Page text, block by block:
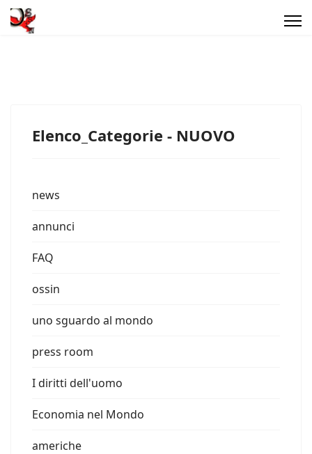
Elenco_Categorie - NUOVO
news
annunci
FAQ
ossin
uno sguardo al mondo
press room
I diritti dell'uomo
Economia nel Mondo
americhe